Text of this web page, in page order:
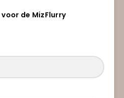
de MizFlurry